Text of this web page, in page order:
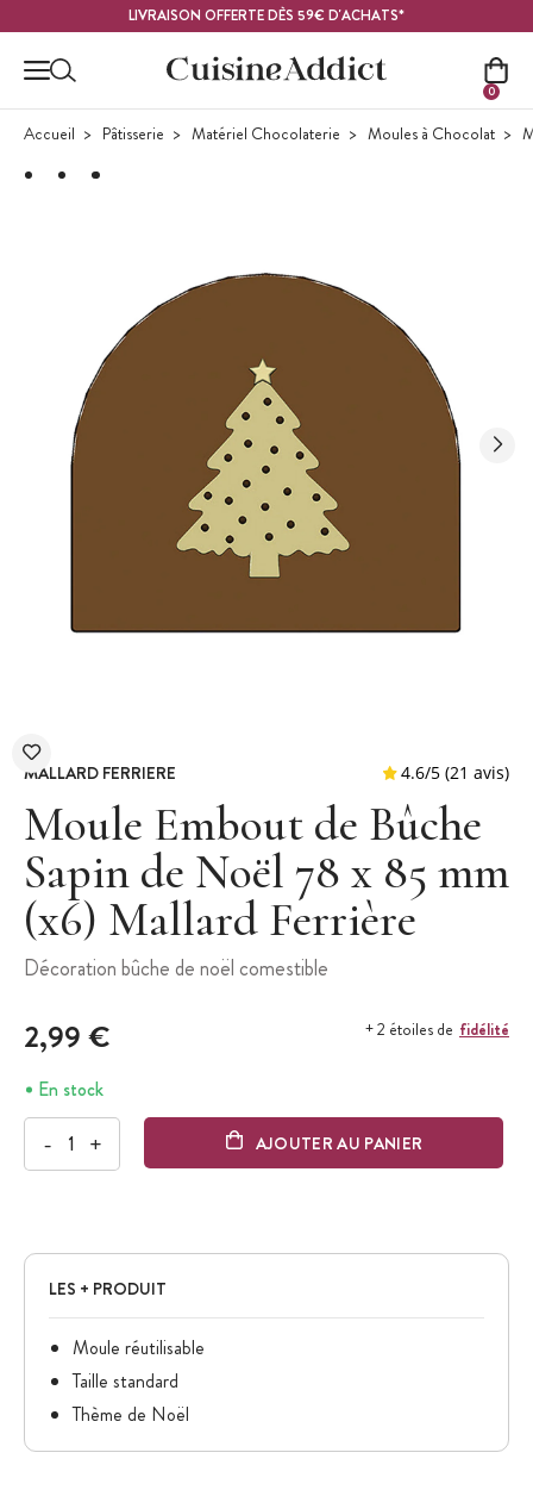
LIVRAISON OFFERTE DÈS 59€ D'ACHATS*
0
Accueil Pâtisserie Matériel Chocolaterie Moules à Chocolat
MALLARD FERRIERE
Moule Embout de Bûche
Sapin de Noël 78 x 85 mm
(x6) Mallard Ferrière
Décoration bûche de noël comestible
2,99 € + 2 étoiles de fidélité
En stock
- + AJOUTER AU PANIER
LES + PRODUIT
Moule réutilisable
Taille standard
Thème de Noël